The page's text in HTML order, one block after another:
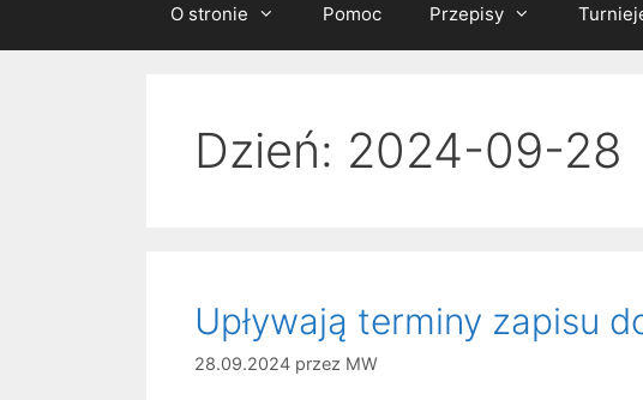
O stronie Pomoc Przepisy
Dzień: 2024-09-28
Upływają terminy zapisu
28.09.2024 przez MW